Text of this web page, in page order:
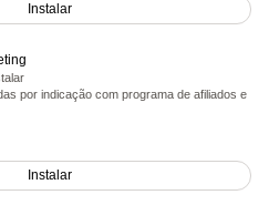
Instalar
por indicação com programa de afiliados e
Instalar